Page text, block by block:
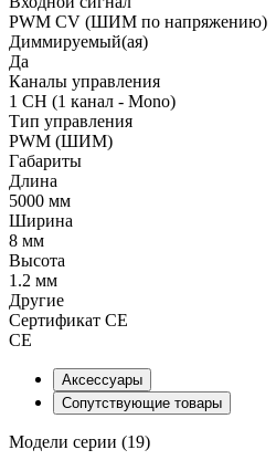
PWM СV (ШИМ по напряжению)
Диммируемый(ая)
Да
Каналы управления
1 CH (1 канал - Mono)
Тип управления
PWM (ШИМ)
Габариты
Длина
5000 мм
Ширина
8 мм
Высота
1.2 мм
Другие
Сертификат CE
CE
Аксессуары
Сопутствующие товары
Модели серии (19)